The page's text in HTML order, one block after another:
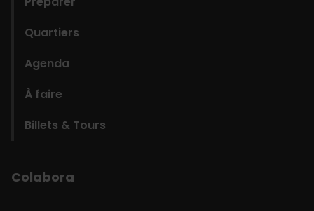
Quartiers
Agenda
À faire
Billets & Tours
Colabora